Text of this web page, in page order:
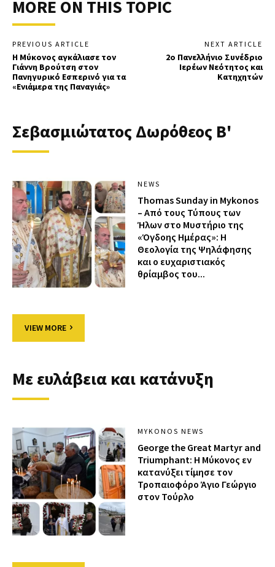
MORE ON THIS TOPIC
PREVIOUS ARTICLE
Η Μύκονος αγκάλιασε τον
Γιάννη Βρούτση στον
Πανηγυρικό Εσπερινό για τα
«Ενιάμερα της Παναγιάς»
NEXT ARTICLE
2ο Πανελλήνιο Συνέδριο
Ιερέων Νεότητος και
Κατηχητών
Σεβασμιώτατος Δωρόθεος Β'
NEWS
Thomas Sunday in Mykonos
– Από τους Τύπους των
Ήλων στο Μυστήριο της
«Όγδοης Ημέρας»: Η
Θεολογία της Ψηλάφησης
και ο ευχαριστιακός
θρίαμβος του...
VIEW MORE
Με ευλάβεια και κατάνυξη
MYKONOS NEWS
George the Great Martyr and
Triumphant: Η Μύκονος εν
κατανύξει τίμησε τον
Τροπαιοφόρο Άγιο Γεώργιο
στον Τούρλο